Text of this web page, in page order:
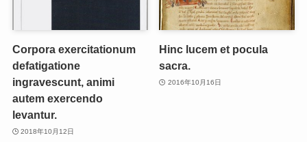
Corpora exercitationum
defatigatione
ingravescunt, animi
autem exercendo
levantur.
2018年10月12日
Hinc lucem et pocula
sacra.
2016年10月16日